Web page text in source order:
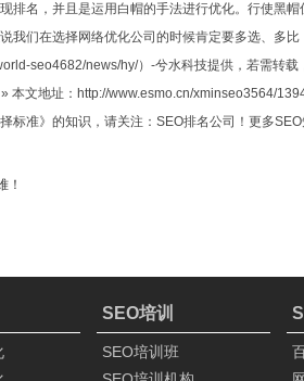
排名，并且是运用白帽的手法进行优化。行使黑
我们在选择网络优化公司的时候肯定要多选、多
seo4682/news/hy/）-兮水科技提供，若需转载
本文地址：http://www.esmo.cn/xminseo3564/
标准》的知识，请关注：SEO排名公司！更多SEO
！
SEO培训
SEO培训班